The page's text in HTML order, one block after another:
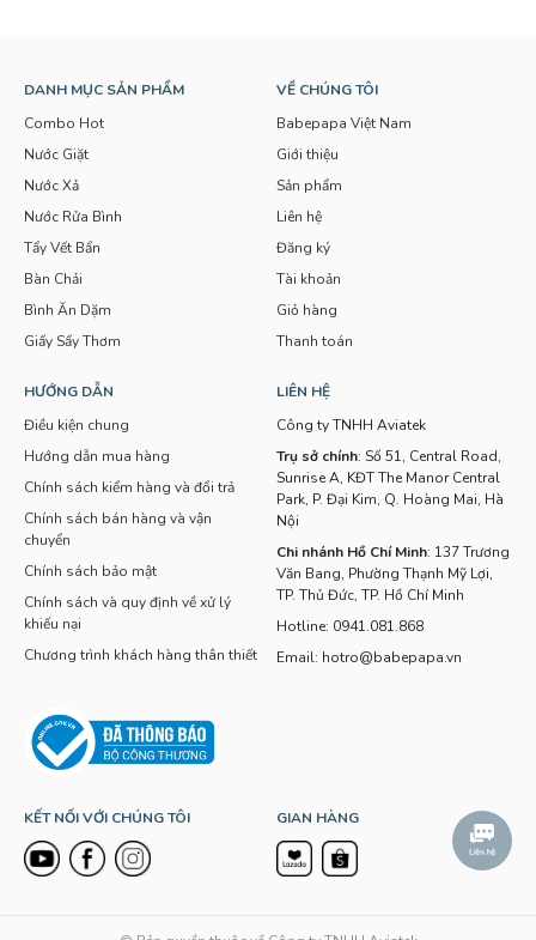
DANH MỤC SẢN PHẨM
Combo Hot
Nước Giặt
Nước Xả
Nước Rửa Bình
Tẩy Vết Bẩn
Bàn Chải
Bình Ăn Dặm
Giấy Sấy Thơm
VỀ CHÚNG TÔI
Babepapa Việt Nam
Giới thiệu
Sản phẩm
Liên hệ
Đăng ký
Tài khoản
Giỏ hàng
Thanh toán
HƯỚNG DẪN
Điều kiện chung
Hướng dẫn mua hàng
Chính sách kiểm hàng và đổi trả
Chính sách bán hàng và vận
chuyển
Chính sách bảo mật
Chính sách và quy định về xử lý
khiếu nại
Chương trình khách hàng thân thiết
LIÊN HỆ
Công ty TNHH Aviatek
Trụ sở chính: Số 51, Central Road,
Sunrise A, KĐT The Manor Central
Park, P. Đại Kim, Q. Hoàng Mai, Hà
Nội
Chi nhánh Hồ Chí Minh: 137 Trương
Văn Bang, Phường Thạnh Mỹ Lợi,
TP. Thủ Đức, TP. Hồ Chí Minh
Hotline: 0941.081.868
Email: hotro@babepapa.vn
KẾT NỐI VỚI CHÚNG TÔI GIAN HÀNG